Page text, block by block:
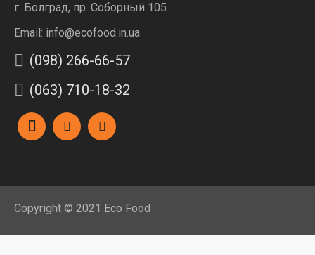
г. Болград, пр. Соборный 105
Email: info@ecofood.in.ua
(098) 266-66-57
(063) 710-18-32
Copyright © 2021 Eco Food